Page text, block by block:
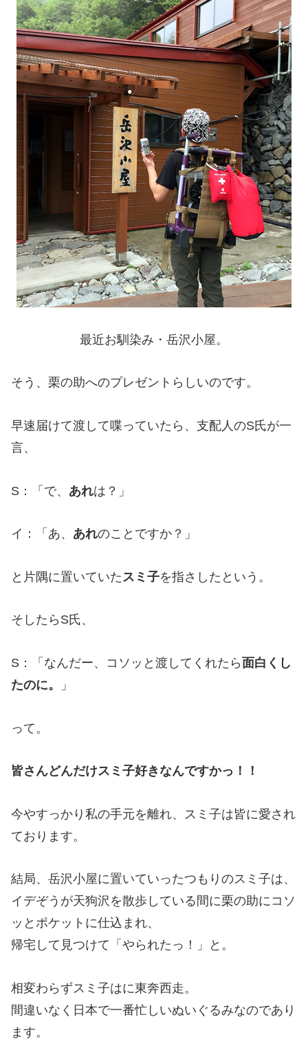
最近お馴染み・岳沢小屋。
そう、栗の助へのプレゼントらしいのです。
早速届けて渡して喋っていたら、支配人のS氏が一
言、
S：「で、 あれは？」
イ：「あ、 あれのことですか？」
と片隅に置いていた スミ子を指さしたという。
そしたらS氏、
S：「なんだー、コソッと渡してくれたら 面白くし
たのに。
」
って。
皆さんどんだけスミ子好きなんですかっ！！
今やすっかり私の手元を離れ、スミ子は皆に愛され
ております。
結局、岳沢小屋に置いていったつもりのスミ子は、
イデぞうが天狗沢を散歩している間に栗の助にコソ
ッとポケットに仕込まれ、
帰宅して見つけて「やられたっ！」と。
相変わらずスミ子はに東奔西走。
間違いなく日本で一番忙しいぬいぐるみなのであり
ます。